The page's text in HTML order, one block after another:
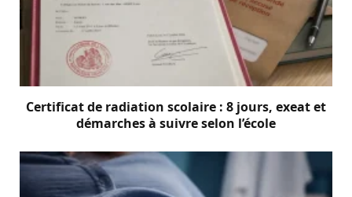
Certificat de radiation scolaire : 8 jours, exeat et
démarches à suivre selon l’école